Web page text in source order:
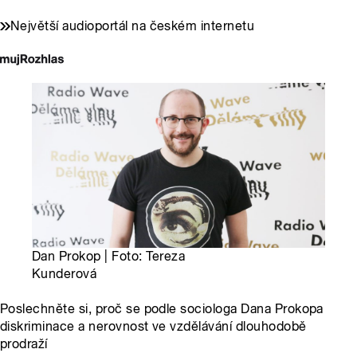
Největší audioportál na českém internetu
Dan Prokop | Foto: Tereza
Kunderová
Poslechněte si, proč se podle sociologa Dana Prokopa
diskriminace a nerovnost ve vzdělávání dlouhodobě
prodraží